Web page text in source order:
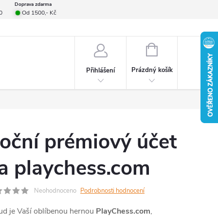
Doprava zdarma
Od 1500,- Kč
Přihlášení
NÁKUPNÍ
Prázdný košík
prémiový účet
playchess.com
Neohodnoceno Podrobnosti hodnocení
je Vaší oblíbenou hernou PlayChess.com,